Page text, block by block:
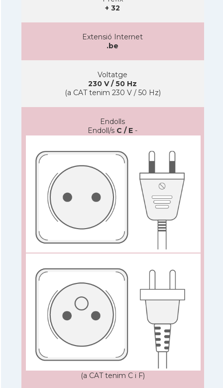
+ 32
Extensió Internet
.be
Voltatge
230 V / 50 Hz
(a CAT tenim 230 V / 50 Hz)
Endolls
Endoll/s C / E -
(a CAT tenim C i F)